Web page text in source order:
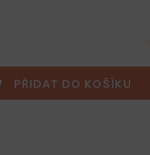
PŘIDAT DO KOŠÍKU